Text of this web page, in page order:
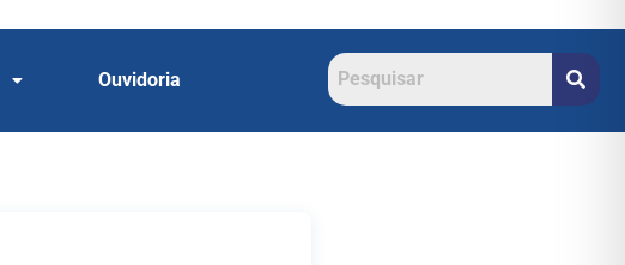
Ouvidoria